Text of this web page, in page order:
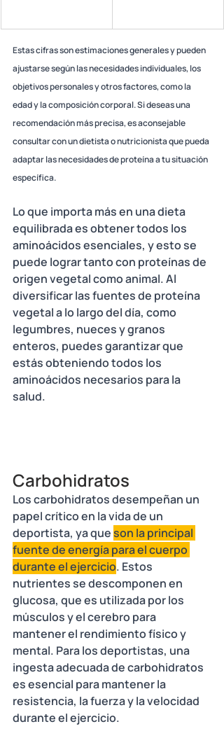
Estas cifras son estimaciones generales y pueden
ajustarse según las necesidades individuales, los
objetivos personales y otros factores, como la
edad y la composición corporal. Si deseas una
recomendación más precisa, es aconsejable
consultar con un dietista o nutricionista que pueda
adaptar las necesidades de proteína a tu situación
específica.
Lo que importa más en una dieta
equilibrada es obtener todos los
aminoácidos esenciales, y esto se
puede lograr tanto con proteínas de
origen vegetal como animal. Al
diversificar las fuentes de proteína
vegetal a lo largo del día, como
legumbres, nueces y granos
enteros, puedes garantizar que
estás obteniendo todos los
aminoácidos necesarios para la
salud.
Carbohidratos
Los carbohidratos desempeñan un
papel crítico en la vida de un
deportista, ya que son la principal
fuente de energía para el cuerpo
durante el ejercicio. Estos
nutrientes se descomponen en
glucosa, que es utilizada por los
músculos y el cerebro para
mantener el rendimiento físico y
mental. Para los deportistas, una
ingesta adecuada de carbohidratos
es esencial para mantener la
resistencia, la fuerza y la velocidad
durante el ejercicio.